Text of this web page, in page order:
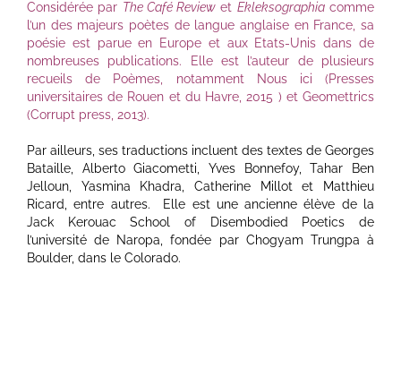
Considérée par The Café Review et Ekleksographiacomme
l’un des majeurs poètes de langue anglaise en France, sa
poésie est parue en Europe et aux Etats-Unis dans de
nombreuses publications. Elle est l’auteur de plusieurs
recueils de Poèmes, notamment Nous ici (Presses
universitaires de Rouen et du Havre, 2015 ) et Geomettrics
(Corrupt press, 2013).
Par ailleurs, ses traductions incluent des textes de Georges
Bataille, Alberto Giacometti, Yves Bonnefoy, Tahar Ben
Jelloun, Yasmina Khadra, Catherine Millot et Matthieu
Ricard, entre autres. Elle est une ancienne élève de la
Jack Kerouac School of Disembodied Poetics de
l’université de Naropa, fondée par Chogyam Trungpa à
Boulder, dans le Colorado.